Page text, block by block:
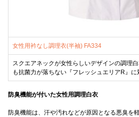
女性用衿なし調理衣(半袖) FA334
スクエアネックが女性らしいデザインの調理
も抗菌力が落ちない『フレッシュエリアR』に
防臭機能が付いた女性用調理白衣
防臭機能は、汗や汚れなどが原因となる悪臭を